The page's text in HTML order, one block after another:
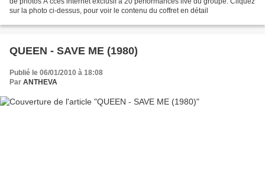
sur la photo ci-dessus, pour voir le contenu du coffret en détail
QUEEN - SAVE ME (1980)
Publié le 06/01/2010 à 18:08
Par ANTHEVA